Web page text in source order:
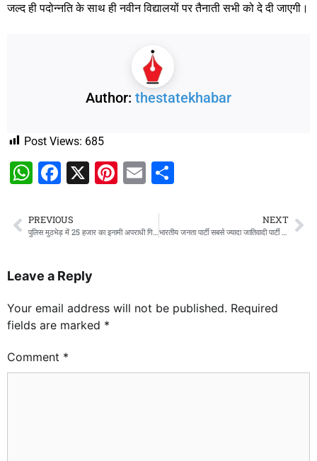
जल्द ही पदोन्नति के साथ ही नवीन विद्यालयों पर तैनाती सभी को दे दी जाएगी।
Author: thestatekhabar
Post Views: 685
WhatsApp
Facebook
X Pinterest
Email
PREVIOUS NEXT
Leave a Reply
Your email address will not be published. Required
fields are marked *
Comment *